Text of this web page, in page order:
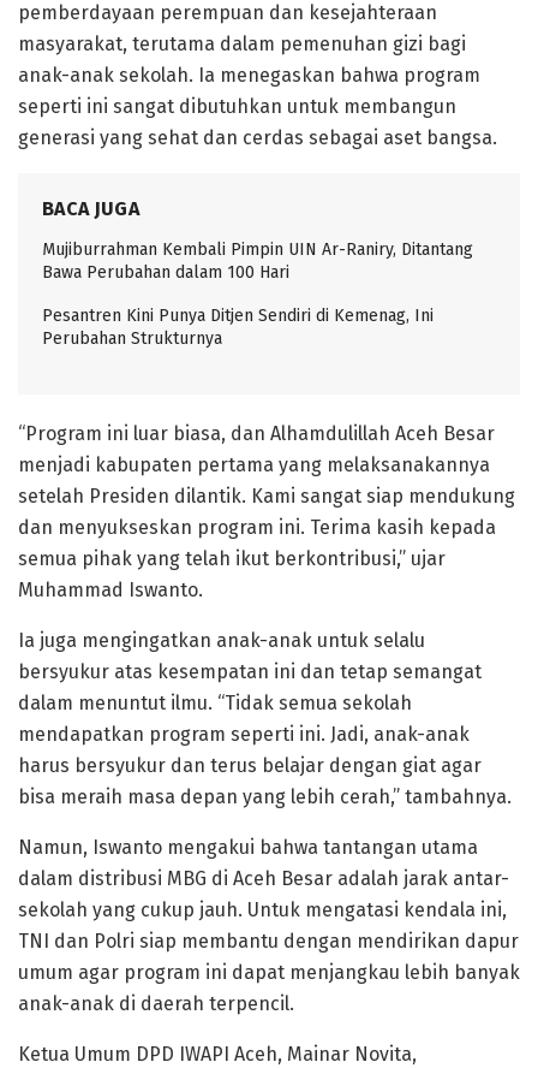
pemberdayaan perempuan dan kesejahteraan
masyarakat, terutama dalam pemenuhan gizi bagi
anak-anak sekolah. Ia menegaskan bahwa program
seperti ini sangat dibutuhkan untuk membangun
generasi yang sehat dan cerdas sebagai aset bangsa.
BACA JUGA
Mujiburrahman Kembali Pimpin UIN Ar-Raniry, Ditantang
Bawa Perubahan dalam 100 Hari
Pesantren Kini Punya Ditjen Sendiri di Kemenag, Ini
Perubahan Strukturnya
“Program ini luar biasa, dan Alhamdulillah Aceh Besar
menjadi kabupaten pertama yang melaksanakannya
setelah Presiden dilantik. Kami sangat siap mendukung
dan menyukseskan program ini. Terima kasih kepada
semua pihak yang telah ikut berkontribusi,” ujar
Muhammad Iswanto.
Ia juga mengingatkan anak-anak untuk selalu
bersyukur atas kesempatan ini dan tetap semangat
dalam menuntut ilmu. “Tidak semua sekolah
mendapatkan program seperti ini. Jadi, anak-anak
harus bersyukur dan terus belajar dengan giat agar
bisa meraih masa depan yang lebih cerah,” tambahnya.
Namun, Iswanto mengakui bahwa tantangan utama
dalam distribusi MBG di Aceh Besar adalah jarak antar-
sekolah yang cukup jauh. Untuk mengatasi kendala ini,
TNI dan Polri siap membantu dengan mendirikan dapur
umum agar program ini dapat menjangkau lebih banyak
anak-anak di daerah terpencil.
Ketua Umum DPD IWAPI Aceh, Mainar Novita,